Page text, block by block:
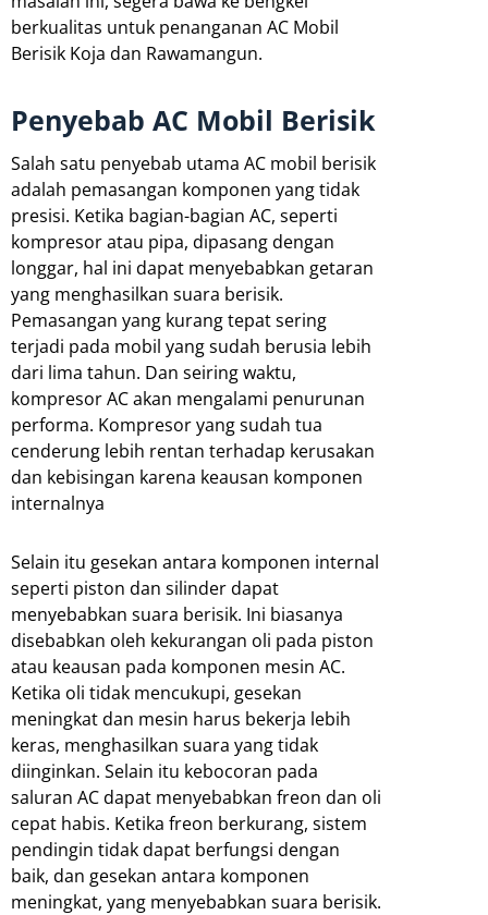
berkualitas untuk penanganan AC Mobil
Berisik Koja dan Rawamangun.
Penyebab AC Mobil Berisik
Salah satu penyebab utama AC mobil berisik
adalah pemasangan komponen yang tidak
presisi. Ketika bagian-bagian AC, seperti
kompresor atau pipa, dipasang dengan
longgar, hal ini dapat menyebabkan getaran
yang menghasilkan suara berisik.
Pemasangan yang kurang tepat sering
terjadi pada mobil yang sudah berusia lebih
dari lima tahun. Dan seiring waktu,
kompresor AC akan mengalami penurunan
performa. Kompresor yang sudah tua
cenderung lebih rentan terhadap kerusakan
dan kebisingan karena keausan komponen
internalnya
Selain itu gesekan antara komponen internal
seperti piston dan silinder dapat
menyebabkan suara berisik. Ini biasanya
disebabkan oleh kekurangan oli pada piston
atau keausan pada komponen mesin AC.
Ketika oli tidak mencukupi, gesekan
meningkat dan mesin harus bekerja lebih
keras, menghasilkan suara yang tidak
diinginkan. Selain itu kebocoran pada
saluran AC dapat menyebabkan freon dan oli
cepat habis. Ketika freon berkurang, sistem
pendingin tidak dapat berfungsi dengan
baik, dan gesekan antara komponen
meningkat, yang menyebabkan suara berisik.